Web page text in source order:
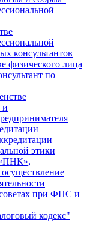
консультантов
физического лица
по
и
этики
при ФНС и
кодекс"